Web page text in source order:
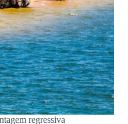
regressiva